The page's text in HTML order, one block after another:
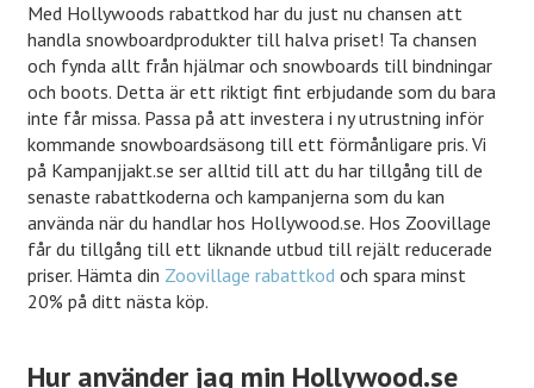
Med Hollywoods rabattkod har du just nu chansen att
handla snowboardprodukter till halva priset! Ta chansen
och fynda allt från hjälmar och snowboards till bindningar
och boots. Detta är ett riktigt fint erbjudande som du bara
inte får missa. Passa på att investera i ny utrustning inför
kommande snowboardsäsong till ett förmånligare pris. Vi
på Kampanjjakt.se ser alltid till att du har tillgång till de
senaste rabattkoderna och kampanjerna som du kan
använda när du handlar hos Hollywood.se. Hos Zoovillage
får du tillgång till ett liknande utbud till rejält reducerade
priser. Hämta din Zoovillage rabattkod och spara minst
20% på ditt nästa köp.
Hur använder jag min Hollywood.se